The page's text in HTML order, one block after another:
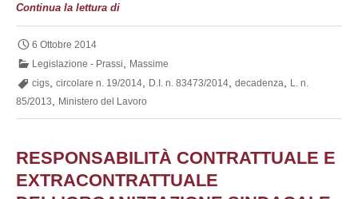
Continua la lettura diChiarimenti
sul
decreto
in
concessione
degli
6 Ottobre 2014
Legislazione - Prassi
Massime
cigs circolare n. 19/2014 D.I. n. 83473/2014 decadenza
L. n.
85/2013
Ministero del Lavoro
RESPONSABILITÀ CONTRATTUALE E
EXTRACONTRATTUALE